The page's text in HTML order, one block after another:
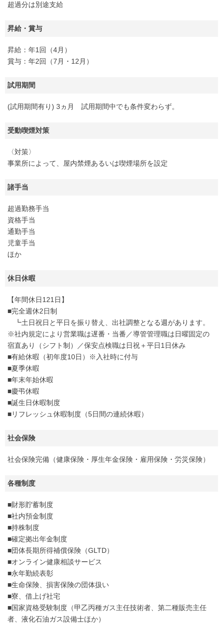
超過分は別途支給
昇給・賞与
昇給：年1回（4月）
賞与：年2回（7月・12月）
試用期間
(試用期間有り) 3ヵ月 試用期間中でも条件変わらず。
受動喫煙対策
〈対策〉
事業所によって、屋内禁煙あるいは喫煙場所を設定
諸手当
超過勤務手当
資格手当
通勤手当
児童手当
ほか
休日休暇
【年間休日121日】
■完全週休2日制
┗土日祝日と平日を振り替え、出社調整となる週があります。
※社内規定により営業職は遅番・当番／導管管理職は日曜固定の
宿直あり（シフト制）／保安点検職は日祝＋平日1日休み
■有給休暇（初年度10日）※入社時に付与
■夏季休暇
■年末年始休暇
■慶弔休暇
■誕生日休暇制度
■リフレッシュ休暇制度（5日間の連続休暇）
社会保険
社会保険完備（健康保険・厚生年金保険・雇用保険・労災保険）
各種制度
■財形貯蓄制度
■社内預金制度
■持株制度
■確定拠出年金制度
■団体長期所得補償保険（GLTD）
■オンライン健康相談サービス
■永年勤続表彰
■生命保険、損害保険の団体扱い
■寮、借上げ社宅
■国家資格受験制度（甲乙丙種ガス主任技術者、第二種販売主任
者、液化石油ガス設備士ほか）